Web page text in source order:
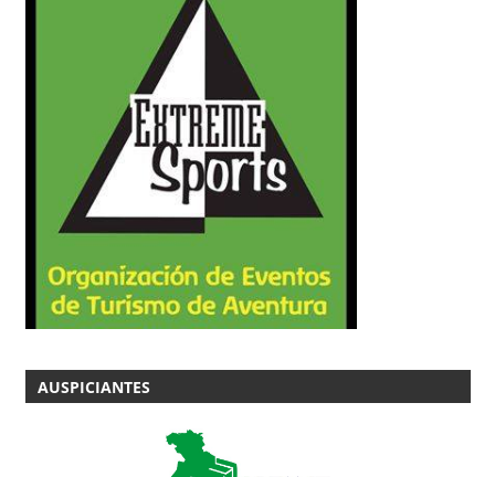
AUSPICIANTES